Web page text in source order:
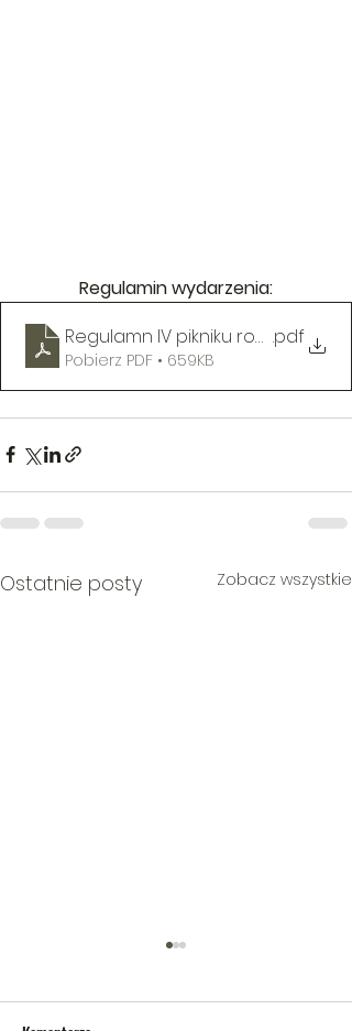
Regulamin wydarzenia:
Regulamn IV pikniku rodzinnego
.pdf
Pobierz PDF • 659KB
Ostatnie posty Zobacz wszystkie